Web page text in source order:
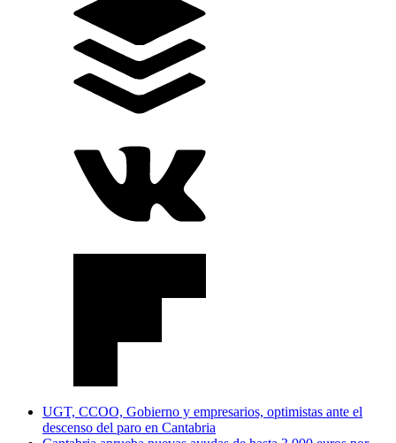
UGT, CCOO, Gobierno y empresarios, optimistas ante el
descenso del paro en Cantabria